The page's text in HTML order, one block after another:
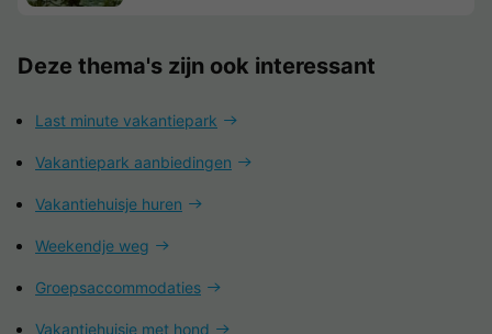
Deze thema's zijn ook interessant
Last minute vakantiepark
Vakantiepark aanbiedingen
Vakantiehuisje huren
Weekendje weg
Groepsaccommodaties
Vakantiehuisje met hond